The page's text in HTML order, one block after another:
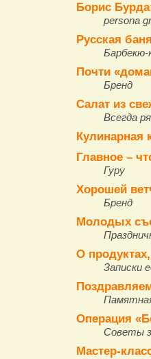
Борис
persona
Русская
Барбекю-
Почти
Бренд
Салат из
Всегда
Кулинарная
Главное –
Гуру
Хорошей
Бренд
Молодых
О
Записки
Операция
Советы
Мастер-